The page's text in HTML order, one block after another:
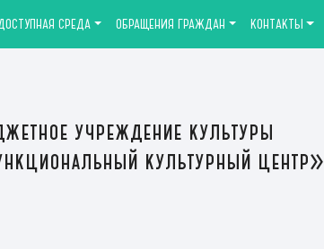
учреждение культуры
культурный центр»
СРЕДА ОБРАЩЕНИЯ ГРАЖДАН КОНТАКТЫ